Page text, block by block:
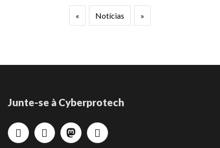
« Notícias »
Junte-se à Cyberprotech